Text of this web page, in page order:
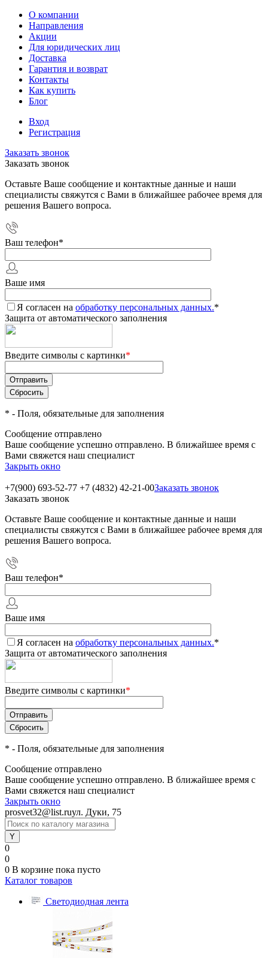
О компании
Направления
Акции
Для юридических лиц
Доставка
Гарантия и возврат
Контакты
Как купить
Блог
Вход
Регистрация
Заказать звонок
Заказать звонок
Оставьте Ваше сообщение и контактные данные и наши
специалисты свяжутся с Вами в ближайшее рабочее время для
решения Вашего вопроса.
Ваш телефон*
Ваше имя
Я согласен на обработку персональных данных.*
Защита от автоматического заполнения
Введите символы с картинки*
* - Поля, обязательные для заполнения
Сообщение отправлено
Ваше сообщение успешно отправлено. В ближайшее время с
Вами свяжется наш специалист
Закрыть окно
+7(900) 693-52-77 +7 (4832) 42-21-00Заказать звонок
Заказать звонок
Оставьте Ваше сообщение и контактные данные и наши
специалисты свяжутся с Вами в ближайшее рабочее время для
решения Вашего вопроса.
Ваш телефон*
Ваше имя
Я согласен на обработку персональных данных.*
Защита от автоматического заполнения
Введите символы с картинки*
* - Поля, обязательные для заполнения
Сообщение отправлено
Ваше сообщение успешно отправлено. В ближайшее время с
Вами свяжется наш специалист
Закрыть окно
prosvet32@list.ruул. Дуки, 75
0
0
0 В корзине пока пусто
Каталог товаров
Светодиодная лента